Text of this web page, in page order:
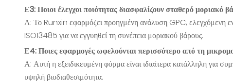
Ε3: Ποιοι έλεγχοι ποιότητας διασφαλίζουν σταθερό μοριακό
Α: Το Runxin εφαρμόζει προηγμένη ανάλυση GPC, ελεγχόμενη
ISO13485 για να εγγυηθεί τη συνέπεια μοριακού βάρους.
Ε4: Ποιες εφαρμογές ωφελούνται περισσότερο από τη
Α: Αυτή η εξειδικευμένη φόρμα είναι ιδιαίτερα κατάλληλη για
υψηλή βιοδιαθεσιμότητα.